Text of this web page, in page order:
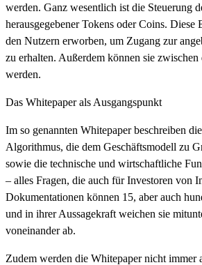
werden. Ganz wesentlich ist die Steuerung
herausgegebener Tokens oder Coins. Diese
den Nutzern erworben, um Zugang zur
zu erhalten. Außerdem können sie
werden.
Das Whitepaper als Ausgangspunkt
Im so genannten Whitepaper beschreiben
Algorithmus, die dem Geschäftsmodell zu
sowie die technische und wirtschaftliche
– alles Fragen, die auch für Investoren von
Dokumentationen können 15, aber auch
und in ihrer Aussagekraft weichen sie
voneinander ab.
Zudem werden die Whitepaper nicht immer